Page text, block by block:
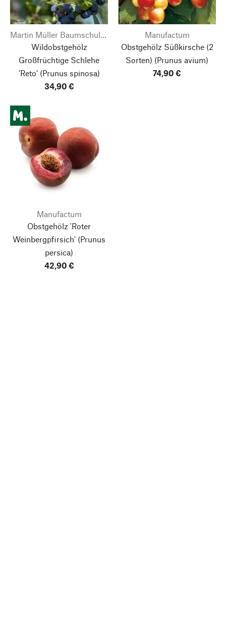
Martin Müller Baumschulen
Wildobstgehölz
Großfrüchtige Schlehe
’Reto‘(Prunus spinosa)
34,90 €
Manufactum
Obstgehölz Süßkirsche (2
Sorten) (Prunus avium)
74,90 €
Manufactum
Obstgehölz 'Roter
Weinbergpfirsich' (Prunus
persica)
42,90 €